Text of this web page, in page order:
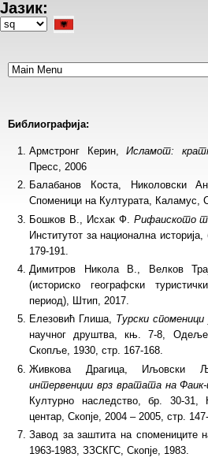
Skip
to
Јазик:
Select
Библиографија:
Армстронг Керин,Исламот:
Пресс, 2006
Балабанов Коста, Николовски
Споменици на Културата, Каламус,
Бошков В., Исхак Ф. Рифаиското
Институтот за национална
179-191.
Димитров Никола В., Велков
(историско географски
период), Штип, 2017.
Елезовић Глиша, Турски
научног друштва, књ. 7-8,
Скопље, 1930, стр. 167-168.
Живкова Драгица, Иљовски
интервенции врз вратата на
Културно наследство, бр. 30-31,
центар, Скопје, 2004 – 2005, стр. 147-
Завод за заштита на спомениците
1963-1983, ЗЗСКГС, Скопје, 1983.